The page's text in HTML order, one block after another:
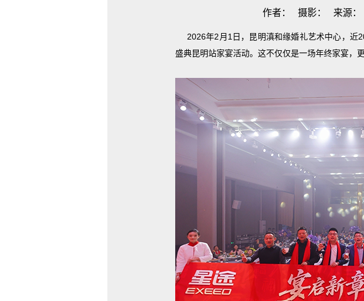
作者： 摄影： 来源：
2026年2月1日，昆明滇和缘婚礼艺术中心，近
盛典昆明站家宴活动。这不仅仅是一场年终家宴，